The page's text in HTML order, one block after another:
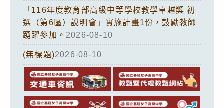
「116年度教育部高級中等學校教學卓越獎 初
選（第6區）說明會」實施計畫1份，鼓勵教師
踴躍參加。 2026-08-10
(無標題)2026-08-10